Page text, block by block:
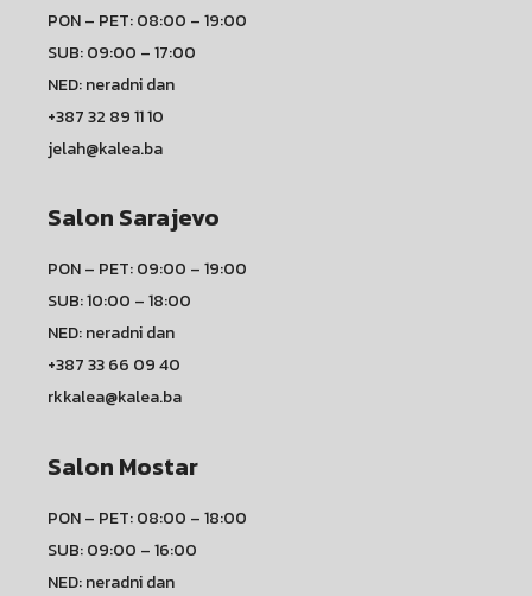
PON – PET: 08:00 – 19:00
SUB: 09:00 – 17:00
NED: neradni dan
+387 32 89 11 10
jelah@kalea.ba
Salon Sarajevo
PON – PET: 09:00 – 19:00
SUB: 10:00 – 18:00
NED: neradni dan
+387 33 66 09 40
rkkalea@kalea.ba
Salon Mostar
PON – PET: 08:00 – 18:00
SUB: 09:00 – 16:00
NED: neradni dan